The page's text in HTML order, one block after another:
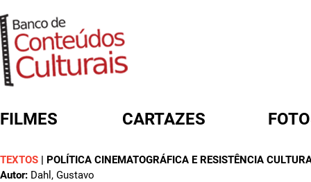
FILMES CARTAZES
TEXTOS | POLÍTICA CINEMATOGRÁFICA E RESISTÊNCIA
Autor: Dahl, Gustavo
FORMULÁRIO DE BUSCA